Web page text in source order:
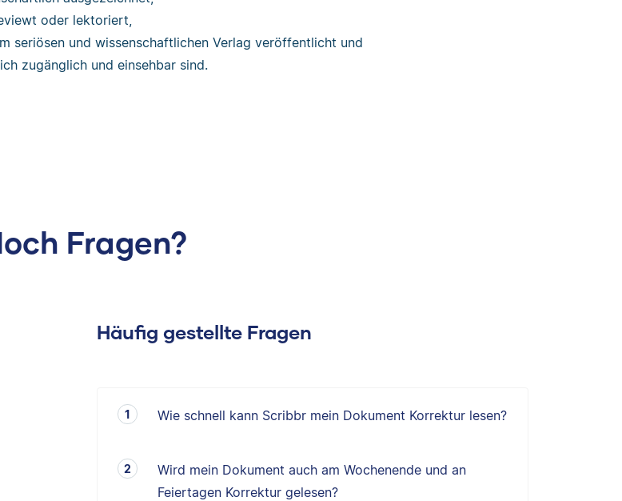
oder lektoriert,
seriösen und wissenschaftlichen Verlag veröffentlicht und
zugänglich und einsehbar sind.
Fragen?
Häufig gestellte Fragen
Wie schnell kann Scribbr mein Dokument Korrektur lesen?
Wird mein Dokument auch am Wochenende und an
Feiertagen Korrektur gelesen?